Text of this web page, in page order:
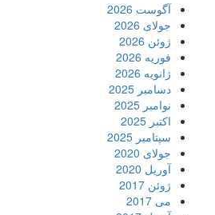
آگوست 2026
جولای 2026
ژوئن 2026
فوریه 2026
ژانویه 2026
دسامبر 2025
نوامبر 2025
اکتبر 2025
سپتامبر 2025
جولای 2020
آوریل 2020
ژوئن 2017
می 2017